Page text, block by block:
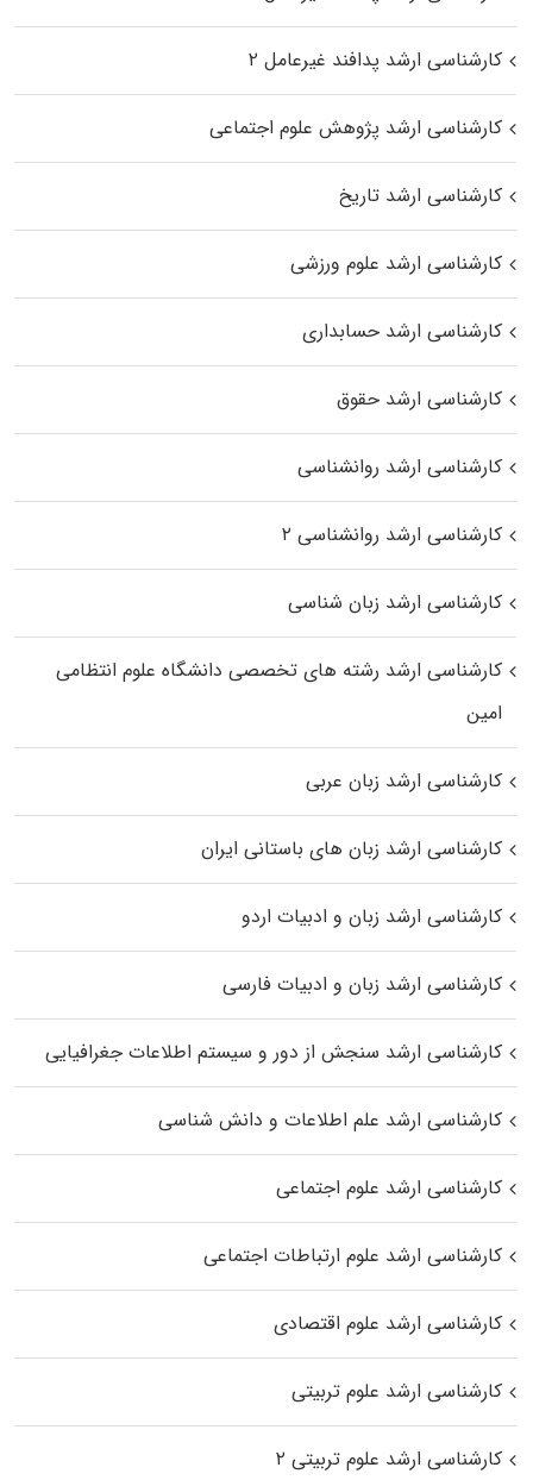
کارشناسی ارشد پدافند غیرعامل ۲
کارشناسی ارشد پژوهش علوم اجتماعی
کارشناسی ارشد تاریخ
کارشناسی ارشد علوم ورزشی
کارشناسی ارشد حسابداری
کارشناسی ارشد حقوق
کارشناسی ارشد روانشناسی
کارشناسی ارشد روانشناسی ۲
کارشناسی ارشد زبان شناسی
کارشناسی ارشد رﺷﺘﻪ ﻫﺎی تخصصی داﻧﺸﮕﺎه ﻋﻠﻮم انتظامی
اﻣﻴﻦ
کارشناسی ارشد زبان عربی
کارشناسی ارشد زبان‌ های باستانی ایران
کارشناسی ارشد زبان و ادبیات اردو
کارشناسی ارشد زبان و ادبیات فارسی
کارشناسی ارشد سنجش از دور و سیستم اطلاعات جغرافیایی
کارشناسی ارشد علم اطلاعات و دانش شناسی
کارشناسی ارشد علوم اجتماعی
کارشناسی ارشد علوم ارتباطات اجتماعی
کارشناسی ارشد علوم اقتصادی
کارشناسی ارشد علوم تربیتی
کارشناسی ارشد علوم تربیتی ۲